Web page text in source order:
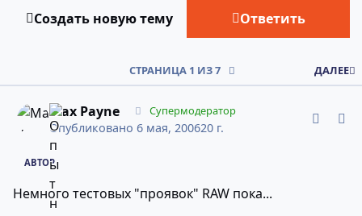
Создать новую тему Ответить
ДАЛЕЕ
СТРАНИЦА 1 ИЗ 7
Max Payne Супермодератор
Опубликовано 6 мая, 200620 г.
АВТОР
Немного тестовых "проявок" RAW пока...